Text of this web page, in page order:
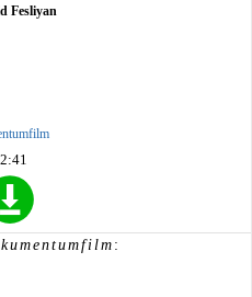
Fesliyan
: